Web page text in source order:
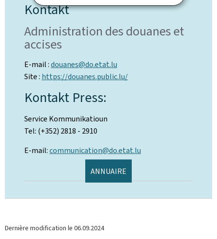
Kontakt
Administration des douanes et
accises
E-mail :douanes@do.etat.lu
Site : https://douanes.public.lu/
Kontakt Press:
Service Kommunikatioun
Tel: (+352) 2818 - 2910
E-mail:communication@do.etat.lu
ANNUAIRE
Dernière modification le 06.09.2024